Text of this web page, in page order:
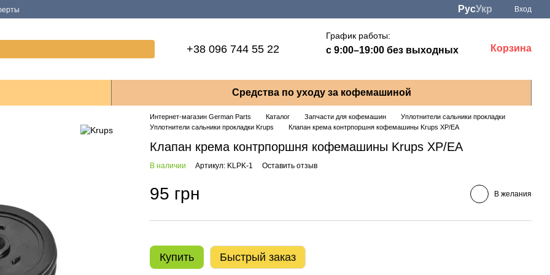
РусУкр Вход
+38 096 744 55 22
График работы:
с 9:00–19:00 без выходных Корзина
Средства по уходу за кофемашиной
Интернет-магазин German Parts Каталог Запчасти для кофемашин
Уплотнители сальники прокладки
Уплотнители сальники прокладки Krups
Клапан крема контрпоршня кофемашины Krups XP/EA
Клапан крема контрпоршня кофемашины Krups XP/EA
В наличии Артикул: KLPK-1 Оставить отзыв
95 грн В желания
Купить Быстрый заказ